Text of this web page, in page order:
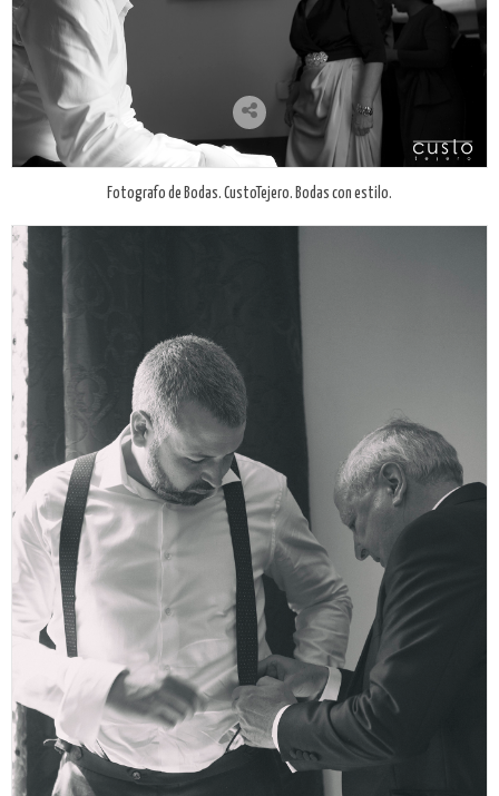
Fotografo de Bodas. CustoTejero. Bodas con estilo.